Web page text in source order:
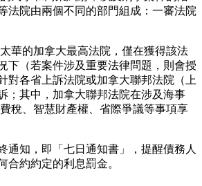
法院由兩個不同的部門組成：一審法院
華的加拿大最高法院，僅在獲得該法
下（若案件涉及重要法律問題，則會授
對各省上訴法院或加拿大聯邦法院（上
；其中，加拿大聯邦法院在涉及海事
稅、智慧財產權、省際爭議等事項享
通知，即「七日通知書」，提醒債務人
合約約定的利息罰金。